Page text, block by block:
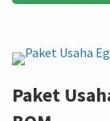
Paket